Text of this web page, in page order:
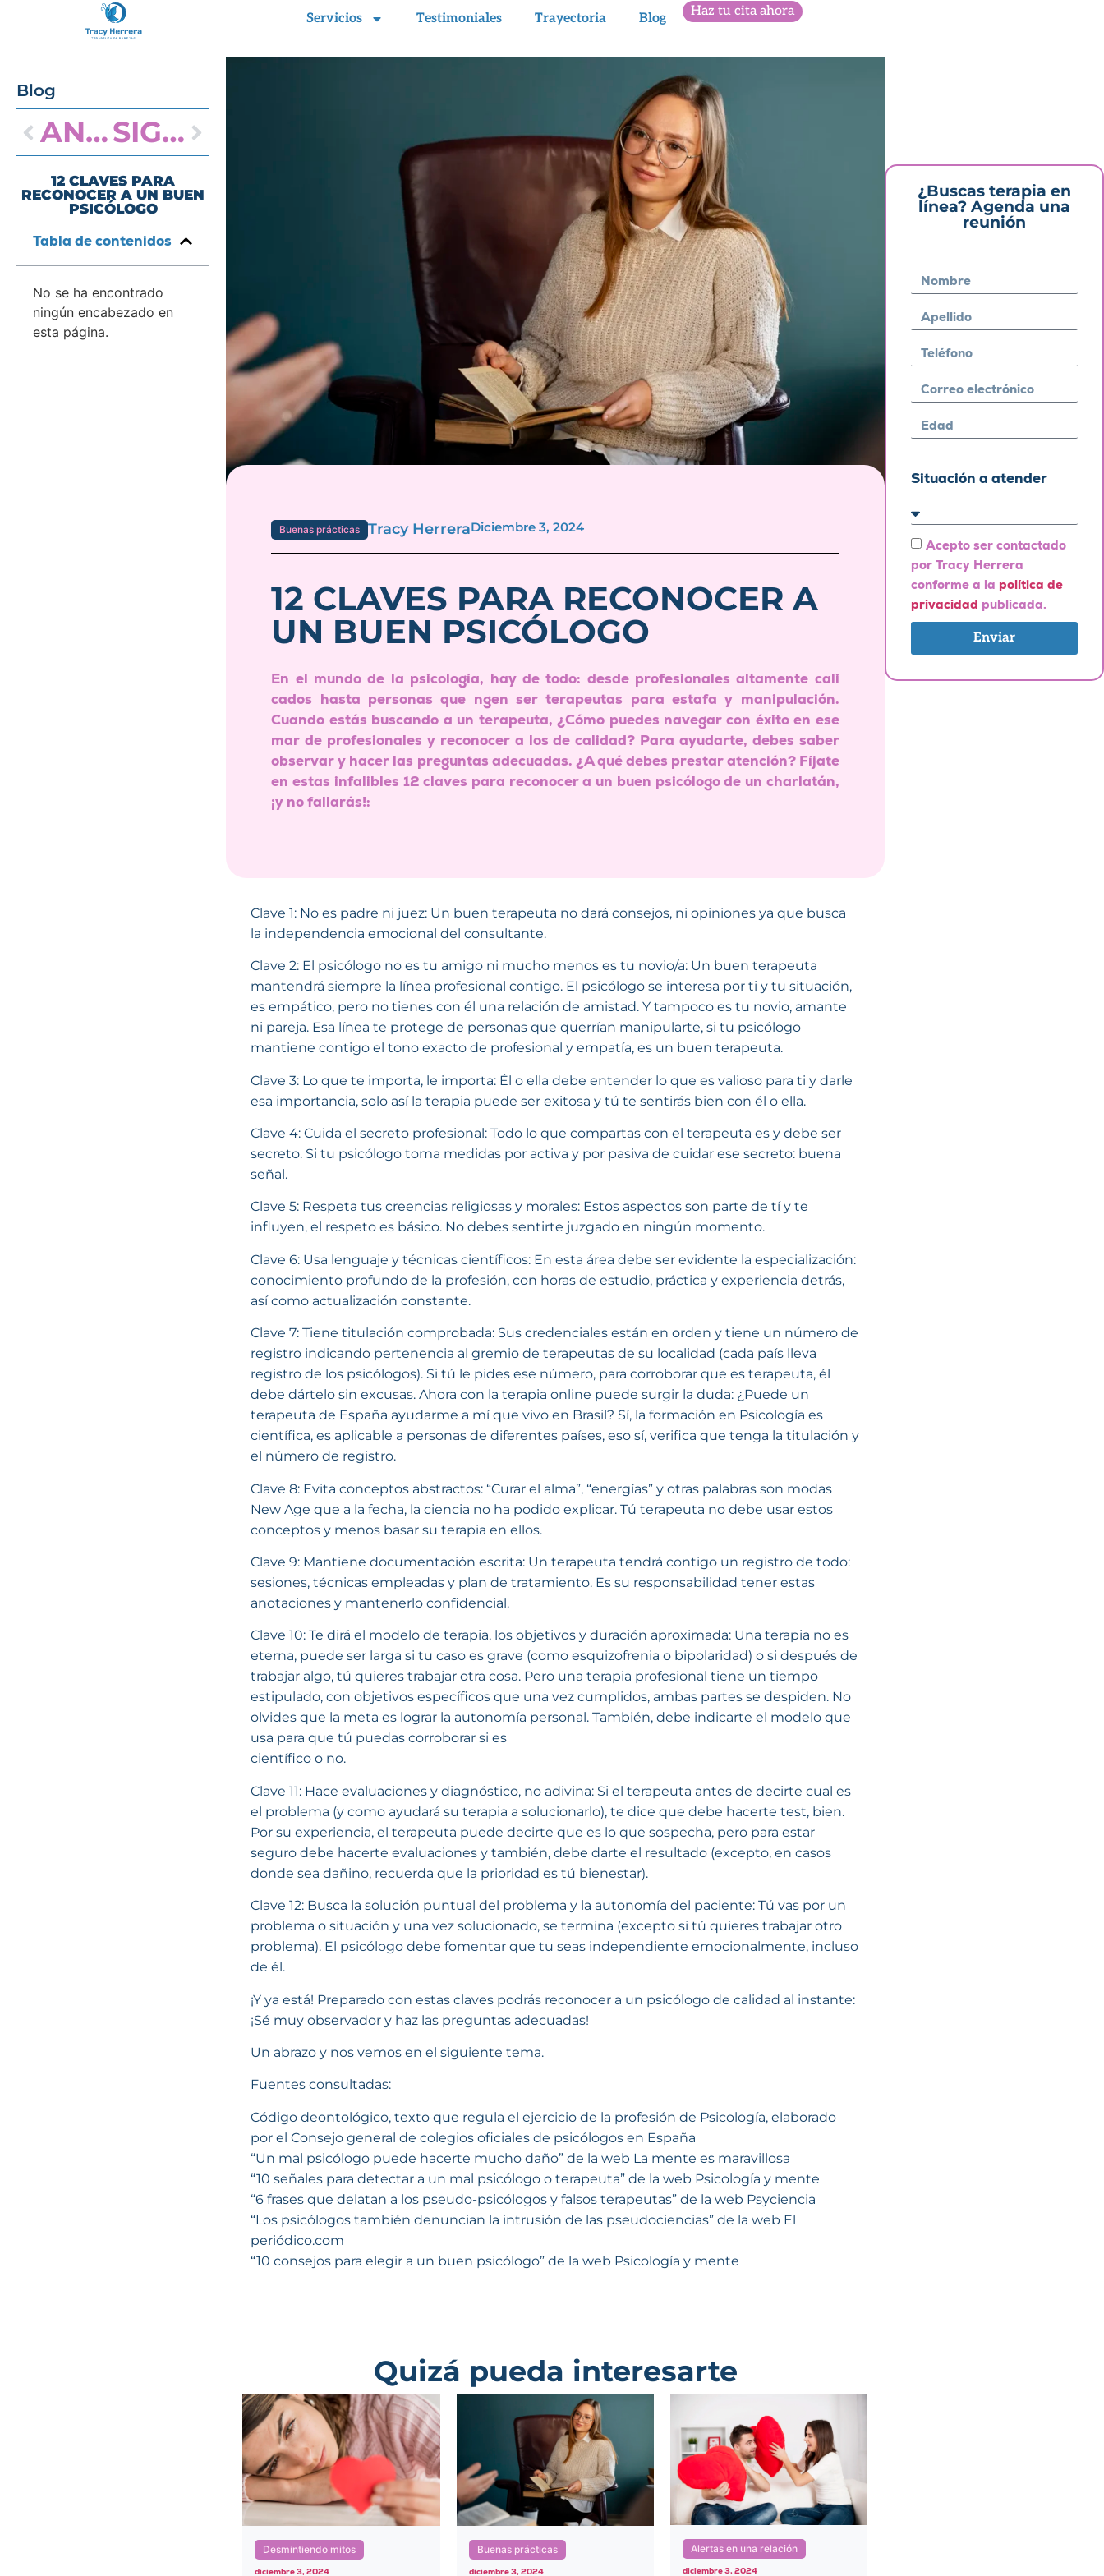
Servicios Testimoniales Trayectoria Blog Haz tu cita ahora
Blog
ANTERIOR SIGUIENTE
12 CLAVES PARA
RECONOCER A UN BUEN
PSICÓLOGO
Tabla de contenidos
No se ha encontrado
ningún encabezado en
esta página.
Buenas prácticas Tracy HerreraDiciembre 3, 2024
12 CLAVES PARA RECONOCER A
UN BUEN PSICÓLOGO
En el mundo de la psicología, hay de todo: desde profesionales altamente cali
cados hasta personas que ngen ser terapeutas para estafa y manipulación.
Cuando estás buscando a un terapeuta, ¿Cómo puedes navegar con éxito en ese
mar de profesionales y reconocer a los de calidad? Para ayudarte, debes saber
observar y hacer las preguntas adecuadas. ¿A qué debes prestar atención? Fíjate
en estas infalibles 12 claves para reconocer a un buen psicólogo de un charlatán,
¡y no fallarás!:
Clave 1: No es padre ni juez: Un buen terapeuta no dará consejos, ni opiniones ya que busca
la independencia emocional del consultante.
Clave 2: El psicólogo no es tu amigo ni mucho menos es tu novio/a: Un buen terapeuta
mantendrá siempre la línea profesional contigo. El psicólogo se interesa por ti y tu situación,
es empático, pero no tienes con él una relación de amistad. Y tampoco es tu novio, amante
ni pareja. Esa línea te protege de personas que querrían manipularte, si tu psicólogo
mantiene contigo el tono exacto de profesional y empatía, es un buen terapeuta.
Clave 3: Lo que te importa, le importa: Él o ella debe entender lo que es valioso para ti y darle
esa importancia, solo así la terapia puede ser exitosa y tú te sentirás bien con él o ella.
Clave 4: Cuida el secreto profesional: Todo lo que compartas con el terapeuta es y debe ser
secreto. Si tu psicólogo toma medidas por activa y por pasiva de cuidar ese secreto: buena
señal.
Clave 5: Respeta tus creencias religiosas y morales: Estos aspectos son parte de tí y te
influyen, el respeto es básico. No debes sentirte juzgado en ningún momento.
Clave 6: Usa lenguaje y técnicas científicos: En esta área debe ser evidente la especialización:
conocimiento profundo de la profesión, con horas de estudio, práctica y experiencia detrás,
así como actualización constante.
Clave 7: Tiene titulación comprobada: Sus credenciales están en orden y tiene un número de
registro indicando pertenencia al gremio de terapeutas de su localidad (cada país lleva
registro de los psicólogos). Si tú le pides ese número, para corroborar que es terapeuta, él
debe dártelo sin excusas. Ahora con la terapia online puede surgir la duda: ¿Puede un
terapeuta de España ayudarme a mí que vivo en Brasil? Sí, la formación en Psicología es
científica, es aplicable a personas de diferentes países, eso sí, verifica que tenga la titulación y
el número de registro.
Clave 8: Evita conceptos abstractos: “Curar el alma”, “energías” y otras palabras son modas
New Age que a la fecha, la ciencia no ha podido explicar. Tú terapeuta no debe usar estos
conceptos y menos basar su terapia en ellos.
Clave 9: Mantiene documentación escrita: Un terapeuta tendrá contigo un registro de todo:
sesiones, técnicas empleadas y plan de tratamiento. Es su responsabilidad tener estas
anotaciones y mantenerlo confidencial.
Clave 10: Te dirá el modelo de terapia, los objetivos y duración aproximada: Una terapia no es
eterna, puede ser larga si tu caso es grave (como esquizofrenia o bipolaridad) o si después de
trabajar algo, tú quieres trabajar otra cosa. Pero una terapia profesional tiene un tiempo
estipulado, con objetivos específicos que una vez cumplidos, ambas partes se despiden. No
olvides que la meta es lograr la autonomía personal. También, debe indicarte el modelo que
usa para que tú puedas corroborar si es
científico o no.
Clave 11: Hace evaluaciones y diagnóstico, no adivina: Si el terapeuta antes de decirte cual es
el problema (y como ayudará su terapia a solucionarlo), te dice que debe hacerte test, bien.
Por su experiencia, el terapeuta puede decirte que es lo que sospecha, pero para estar
seguro debe hacerte evaluaciones y también, debe darte el resultado (excepto, en casos
donde sea dañino, recuerda que la prioridad es tú bienestar).
Clave 12: Busca la solución puntual del problema y la autonomía del paciente: Tú vas por un
problema o situación y una vez solucionado, se termina (excepto si tú quieres trabajar otro
problema). El psicólogo debe fomentar que tu seas independiente emocionalmente, incluso
de él.
¡Y ya está! Preparado con estas claves podrás reconocer a un psicólogo de calidad al instante:
¡Sé muy observador y haz las preguntas adecuadas!
Un abrazo y nos vemos en el siguiente tema.
Fuentes consultadas:
Código deontológico, texto que regula el ejercicio de la profesión de Psicología, elaborado
por el Consejo general de colegios oficiales de psicólogos en España
“Un mal psicólogo puede hacerte mucho daño” de la web La mente es maravillosa
“10 señales para detectar a un mal psicólogo o terapeuta” de la web Psicología y mente
“6 frases que delatan a los pseudo-psicólogos y falsos terapeutas” de la web Psyciencia
“Los psicólogos también denuncian la intrusión de las pseudociencias” de la web El
periódico.com
“10 consejos para elegir a un buen psicólogo” de la web Psicología y mente
Quizá pueda interesarte
Buenas prácticas
diciembre 3, 2024
Alertas en una relación
diciembre 3, 2024
Desmintiendo mitos
diciembre 3, 2024
¿Buscas terapia en
línea? Agenda una
reunión
Situación a atender
Acepto ser contactado
por Tracy Herrera
conforme a la política de
privacidad publicada.
Enviar